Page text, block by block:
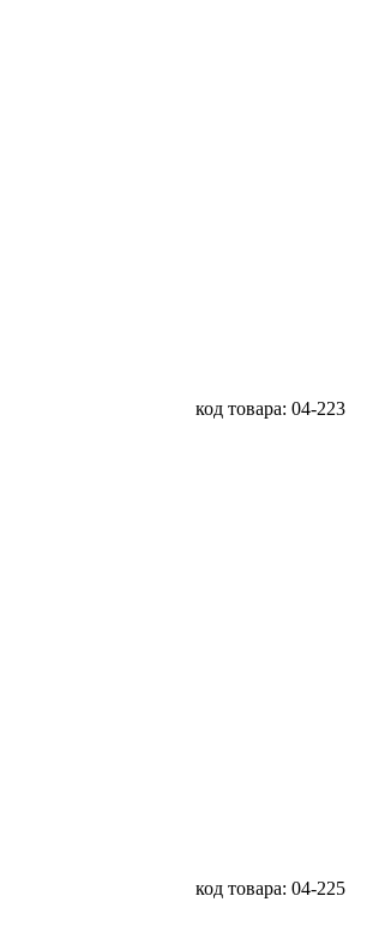
код товара: 04-223
код товара: 04-225